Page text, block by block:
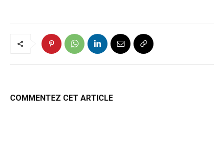
COMMENTEZ CET ARTICLE